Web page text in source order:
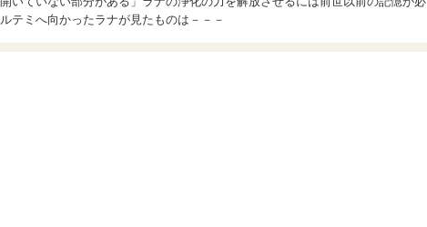
テミへ向かったラナが見たものは－－－